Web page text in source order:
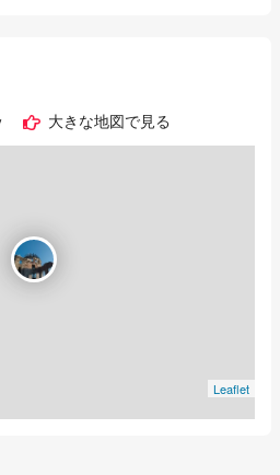
大きな地図で見る
Leaflet